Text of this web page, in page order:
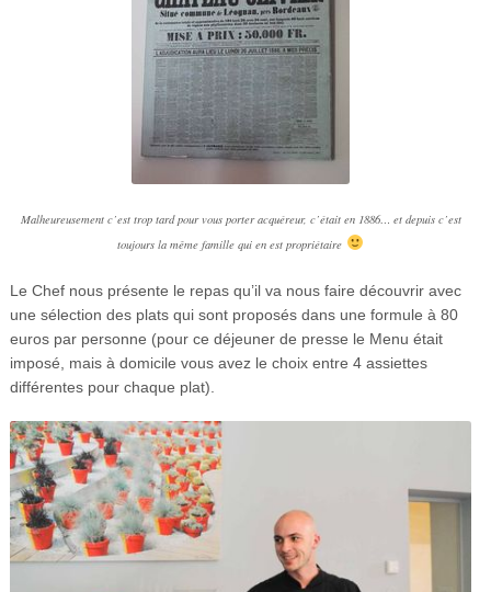
Malheureusement c’est trop tard pour vous porter acquéreur, c’était en 1886… et depuis c’est
toujours la même famille qui en est propriétaire
Le Chef nous présente le repas qu’il va nous faire découvrir avec
une sélection des plats qui sont proposés dans une formule à 80
euros par personne (pour ce déjeuner de presse le Menu était
imposé, mais à domicile vous avez le choix entre 4 assiettes
différentes pour chaque plat).